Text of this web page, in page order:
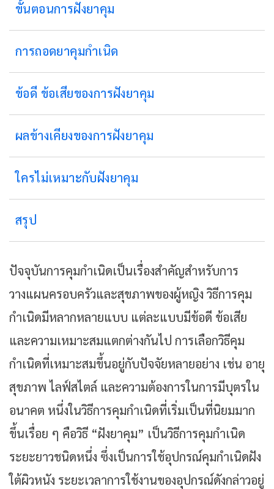
ปัจจุบันการคุมกำเนิดเป็นเรื่องสำคัญสำหรับการ
วางแผนครอบครัวและสุขภาพของผู้หญิง วิธีการคุม
กำเนิดมีหลากหลายแบบ แต่ละแบบมีข้อดี ข้อเสีย
และความเหมาะสมแตกต่างกันไป การเลือกวิธีคุม
กำเนิดที่เหมาะสมขึ้นอยู่กับปัจจัยหลายอย่าง เช่น อายุ
สุขภาพ ไลฟ์สไตล์ และความต้องการในการมีบุตรใน
อนาคต หนึ่งในวิธีการคุมกำเนิดที่เริ่มเป็นที่นิยมมาก
ขึ้นเรื่อย ๆ คือวิธี “ฝังยาคุม” เป็นวิธีการคุมกำเนิด
ระยะยาวชนิดหนึ่ง ซึ่งเป็นการใช้อุปกรณ์คุมกำเนิดฝัง
ใต้ผิวหนัง ระยะเวลาการใช้งานของอุปกรณ์ดังกล่าวอยู่
ขั้นตอนการฝังยาคุม
การถอดยาคุมกำเนิด
ข้อดี ข้อเสียของการฝังยาคุม
ผลข้างเคียงของการฝังยาคุม
ใครไม่เหมาะกับฝังยาคุม
สรุป